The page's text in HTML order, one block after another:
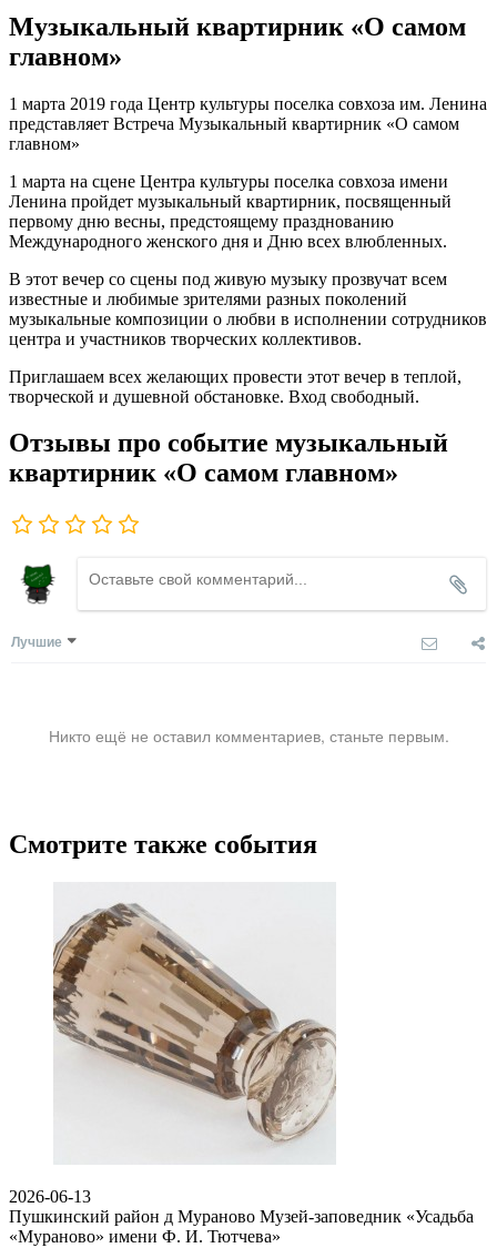
Музыкальный квартирник «О самом
главном»
1 марта 2019 года Центр культуры поселка совхоза им. Ленина
представляет Встреча Музыкальный квартирник «О самом
главном»
1 марта на сцене Центра культуры поселка совхоза имени
Ленина пройдет музыкальный квартирник, посвященный
первому дню весны, предстоящему празднованию
Международного женского дня и Дню всех влюбленных.
В этот вечер со сцены под живую музыку прозвучат всем
известные и любимые зрителями разных поколений
музыкальные композиции о любви в исполнении сотрудников
центра и участников творческих коллективов.
Приглашаем всех желающих провести этот вечер в теплой,
творческой и душевной обстановке. Вход свободный.
Отзывы про событие музыкальный
квартирник «О самом главном»
Лучшие
Никто ещё не оставил комментариев, станьте первым.
Смотрите также события
2026-06-13
Пушкинский район д Мураново Музей-заповедник «Усадьба
«Мураново» имени Ф. И. Тютчева»